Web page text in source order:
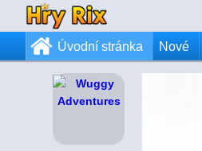
Úvodní stránka Nové